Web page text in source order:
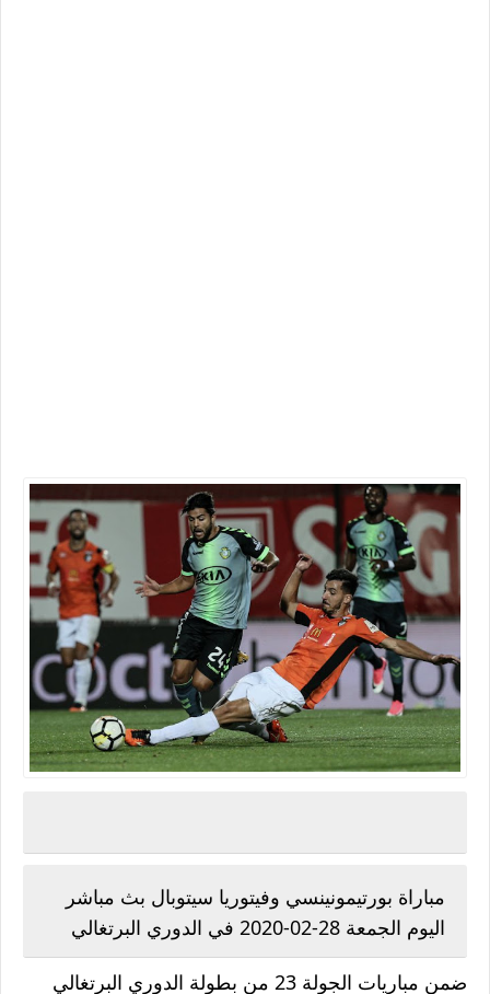
مباراة بورتيمونينسي وفيتوريا سيتوبال بث مباشر
اليوم الجمعة 28-02-2020 في الدوري البرتغالي
ضمن مباريات الجولة 23 من بطولة الدوري البرتغالي